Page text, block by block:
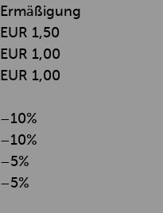
Ermäßigung
EUR 1,50
EUR 1,00
EUR 1,00
–10%
–10%
–5%
–5%